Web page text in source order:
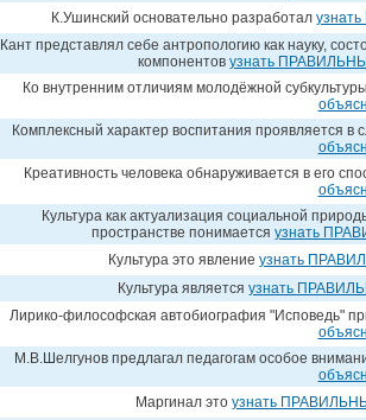
К.Ушинский основательно разработал
Кант представлял себе антропологию как науку,
компонентов узнать
Ко внутренним отличиям молодёжной
Комплексный характер воспитания проявляется в
Креативность человека обнаруживается в его
Культура как актуализация социальной
пространстве понимается узнать
Культура это явление узнать
Культура является узнать
Лирико-философская автобиография "Исповедь"
М.В.Шелгунов предлагал педагогам особое
Маргинал это узнать